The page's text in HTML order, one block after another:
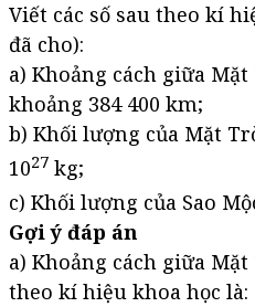
Viết các số sau theo kí
đã cho):
a) Khoảng cách giữa
khoảng 384 400 km;
b) Khối lượng của Mặt
1027 kg;
c) Khối lượng của Sao
Gợi ý đáp án
a) Khoảng cách giữa
theo kí hiệu khoa học là: